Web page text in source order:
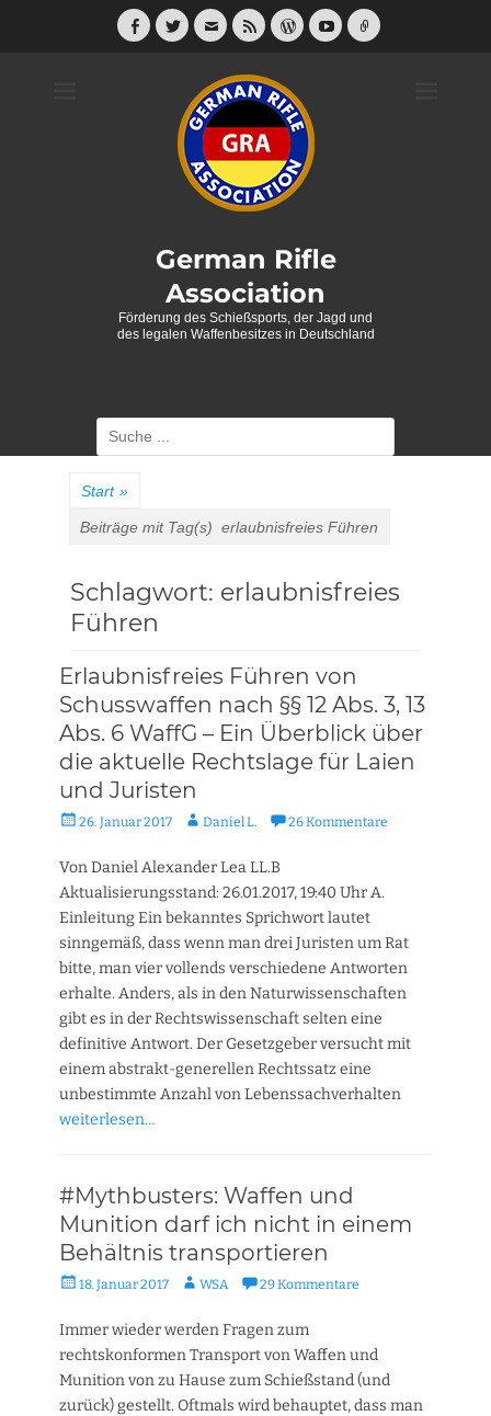
Facebook
Twitter
E-
Feed WordPress
YouTube
Link
German Rifle
Association
Förderung des Schießsports, der Jagd und
des legalen Waffenbesitzes in Deutschland
Suche
nach:
Start »
Beiträge mit Tag(s) erlaubnisfreies Führen
Schlagwort: erlaubnisfreies
Führen
Erlaubnisfreies Führen von
Schusswaffen nach §§ 12 Abs. 3, 13
Abs. 6 WaffG – Ein Überblick über
die aktuelle Rechtslage für Laien
und Juristen
Veröffentlicht
26. Januar 2017 AutorDaniel L. 26 Kommentare
Von Daniel Alexander Lea LL.B
Aktualisierungsstand: 26.01.2017, 19:40 Uhr A.
Einleitung Ein bekanntes Sprichwort lautet
sinngemäß, dass wenn man drei Juristen um Rat
bitte, man vier vollends verschiedene Antworten
erhalte. Anders, als in den Naturwissenschaften
gibt es in der Rechtswissenschaft selten eine
definitive Antwort. Der Gesetzgeber versucht mit
einem abstrakt-generellen Rechtssatz eine
unbestimmte Anzahl von Lebenssachverhalten
weiterlesen…
#Mythbusters: Waffen und
Munition darf ich nicht in einem
Behältnis transportieren
Veröffentlicht
18. Januar 2017 AutorWSA 29 Kommentare
Immer wieder werden Fragen zum
rechtskonformen Transport von Waffen und
Munition von zu Hause zum Schießstand (und
zurück) gestellt. Oftmals wird behauptet, dass man